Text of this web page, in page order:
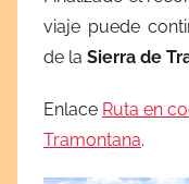
viaje puede
de la Sierra de
Enlace Ruta en
Tramontana.